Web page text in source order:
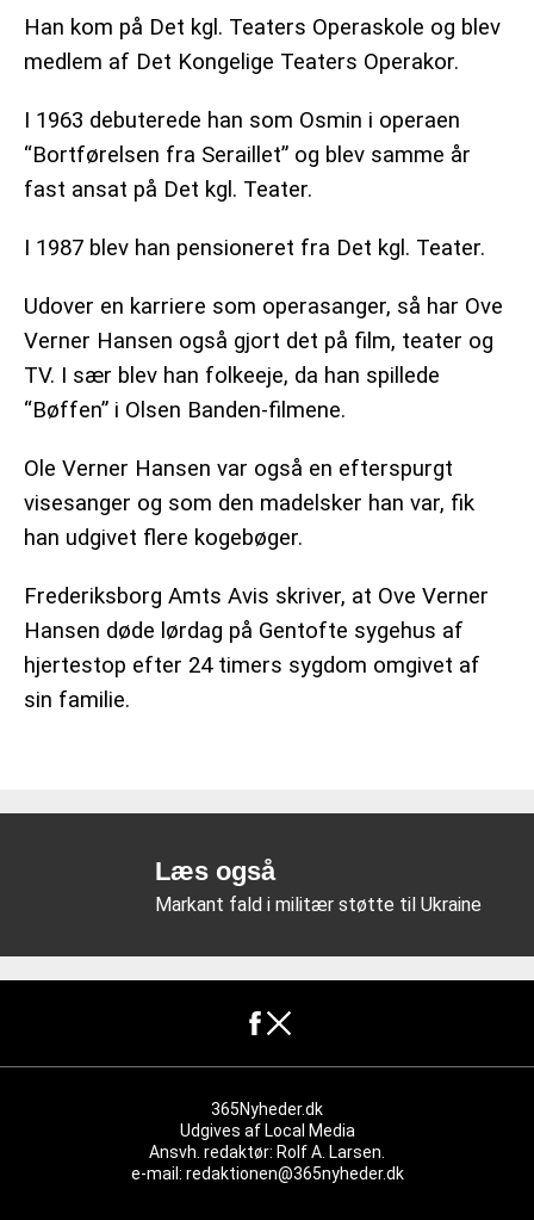
Han kom på Det kgl. Teaters Operaskole og blev
medlem af Det Kongelige Teaters Operakor.
I 1963 debuterede han som Osmin i operaen
“Bortførelsen fra Seraillet” og blev samme år
fast ansat på Det kgl. Teater.
I 1987 blev han pensioneret fra Det kgl. Teater.
Udover en karriere som operasanger, så har Ove
Verner Hansen også gjort det på film, teater og
TV. I sær blev han folkeeje, da han spillede
“Bøffen” i Olsen Banden-filmene.
Ole Verner Hansen var også en efterspurgt
visesanger og som den madelsker han var, fik
han udgivet flere kogebøger.
Frederiksborg Amts Avis skriver, at Ove Verner
Hansen døde lørdag på Gentofte sygehus af
hjertestop efter 24 timers sygdom omgivet af
sin familie.
Læs også
Markant fald i militær støtte til Ukraine
365Nyheder.dk
Udgives af Local Media
Ansvh. redaktør: Rolf A. Larsen.
e-mail: redaktionen@365nyheder.dk